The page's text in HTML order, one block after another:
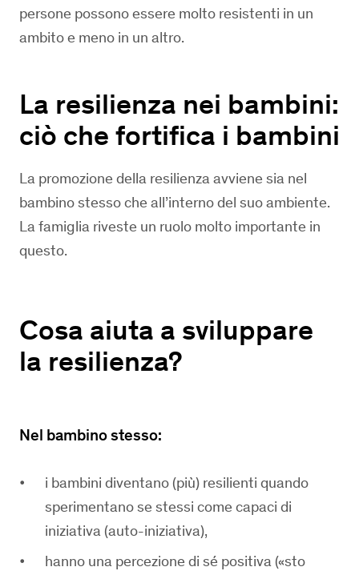
persone possono essere molto resistenti in un
ambito e meno in un altro.
La resilienza nei bambini:
ciò che fortifica i bambini
La promozione della resilienza avviene sia nel
bambino stesso che all’interno del suo ambiente.
La famiglia riveste un ruolo molto importante in
questo.
Cosa aiuta a sviluppare
la resilienza?
Nel bambino stesso:
i bambini diventano (più) resilienti quando
sperimentano se stessi come capaci di
iniziativa (auto-iniziativa),
hanno una percezione di sé positiva («sto